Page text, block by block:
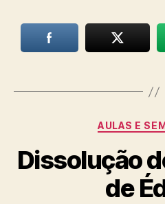
AULAS E
Dissolução
de